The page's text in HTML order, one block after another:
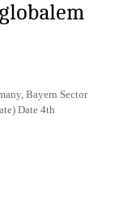
Bayern Sector
Date 4th